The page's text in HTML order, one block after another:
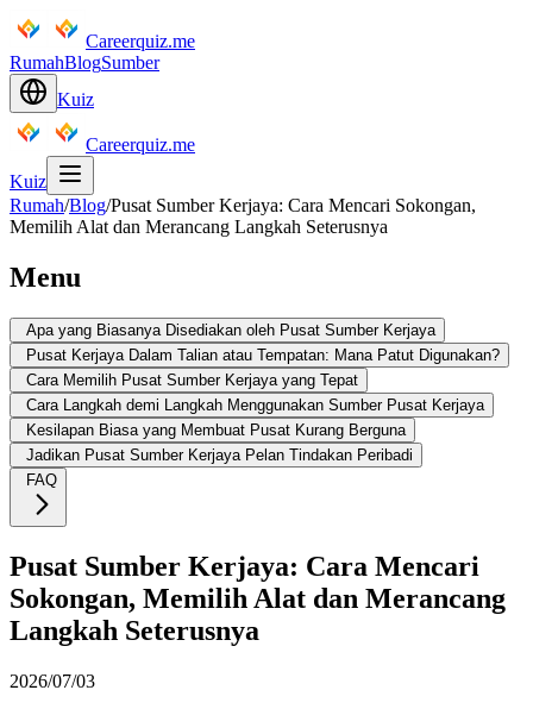
Careerquiz.me
RumahBlogSumber
Kuiz
Careerquiz.me
Kuiz
Rumah/Blog/Pusat Sumber Kerjaya: Cara Mencari Sokongan,
Memilih Alat dan Merancang Langkah Seterusnya
Menu
Apa yang Biasanya Disediakan oleh Pusat Sumber Kerjaya
Pusat Kerjaya Dalam Talian atau Tempatan: Mana Patut Digunakan?
Cara Memilih Pusat Sumber Kerjaya yang Tepat
Cara Langkah demi Langkah Menggunakan Sumber Pusat Kerjaya
Kesilapan Biasa yang Membuat Pusat Kurang Berguna
Jadikan Pusat Sumber Kerjaya Pelan Tindakan Peribadi
FAQ
Pusat Sumber Kerjaya: Cara Mencari
Sokongan, Memilih Alat dan Merancang
Langkah Seterusnya
2026/07/03